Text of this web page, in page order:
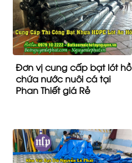
Đơn vị cung cấp bạt lót hồ
chứa nước nuôi cá tại
Phan Thiết giá Rẻ